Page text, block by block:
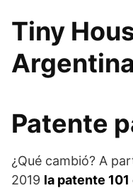
Tiny
Argentina
Patente
¿Qué cambió? A
2019 la patente